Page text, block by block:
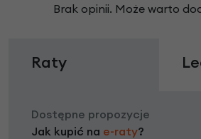
Brak opinii. Może warto
Raty
Dostępne propozycje
Jak kupić na e-raty?